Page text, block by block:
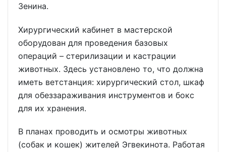
Зенина.
Хирургический кабинет в мастерской
оборудован для проведения базовых
операций – стерилизации и кастрации
животных. Здесь установлено то, что должна
иметь ветстанция: хирургический стол, шкаф
для обеззараживания инструментов и бокс
для их хранения.
В планах проводить и осмотры животных
(собак и кошек) жителей Эгвекинота. Работая